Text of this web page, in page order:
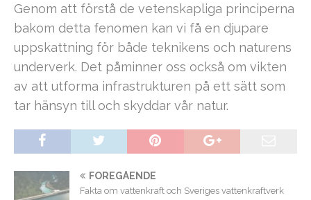
Genom att förstå de vetenskapliga principerna
bakom detta fenomen kan vi få en djupare
uppskattning för både teknikens och naturens
underverk. Det påminner oss också om vikten
av att utforma infrastrukturen på ett sätt som
tar hänsyn till och skyddar vår natur.
FÖREGÅENDE
Fakta om vattenkraft och Sveriges vattenkraftverk